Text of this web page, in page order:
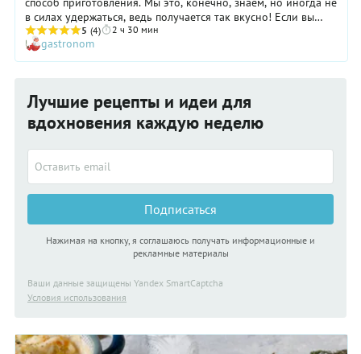
в силах удержаться, ведь получается так вкусно! Если вы
хотите кормить своего малыша исключительно правильной
едой – честь вам и хвала. Тогда приготовьте эти рыбные
шарики в пароварке – они получатся не такими красивыми,
5 (4) 2 ч 30 мин
gastronom
Лучшие рецепты и идеи для
вдохновения каждую неделю
Подписаться
Нажимая на кнопку, я соглашаюсь получать информационные и
рекламные материалы
Ваши данные защищены Yandex SmartCaptcha
Условия использования